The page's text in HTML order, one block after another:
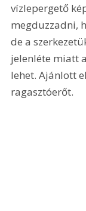
vízlepergető
megduzzadni,
de a
jelenléte miatt
lehet. Ajánlott
ragasztóerőt.